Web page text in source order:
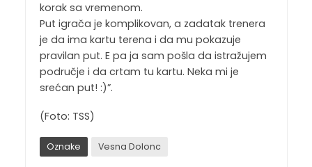
korak sa vremenom.
Put igrača je komplikovan, a zadatak trenera
je da ima kartu terena i da mu pokazuje
pravilan put. E pa ja sam pošla da istražujem
područje i da crtam tu kartu. Neka mi je
srećan put! :)”.
(Foto: TSS)
Oznake Vesna Dolonc